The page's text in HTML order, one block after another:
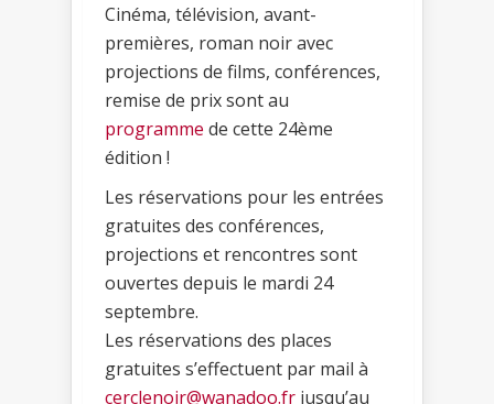
Cinéma, télévision, avant-
premières, roman noir avec
projections de films, conférences,
remise de prix sont au
programme de cette 24ème
édition !
Les réservations pour les entrées
gratuites des conférences,
projections et rencontres sont
ouvertes depuis le mardi 24
septembre.
Les réservations des places
gratuites s’effectuent par mail à
cerclenoir@wanadoo.fr jusqu’au